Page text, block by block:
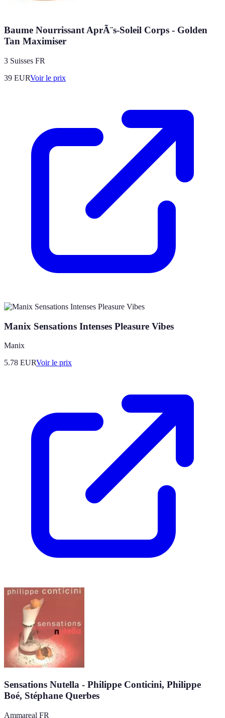
Baume Nourrissant AprÃ¨s-Soleil Corps - Golden
Tan Maximiser
3 Suisses FR
39 EURVoir le prix
Manix Sensations Intenses Pleasure Vibes
Manix
5.78 EURVoir le prix
Sensations Nutella - Philippe Conticini, Philippe
Boé, Stéphane Querbes
Ammareal FR